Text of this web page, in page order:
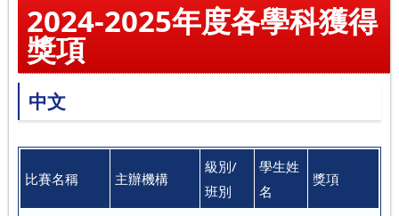
2024-2025年度各學科獲得
獎項
中文
比賽名稱 主辦機構
級別/
班別
學生姓
名
獎項